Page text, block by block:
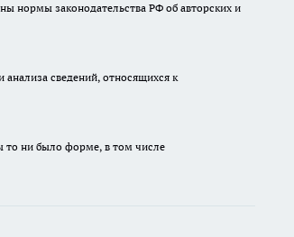
нормы законодательства РФ об авторских и
сведений, относящихся к
то ни было форме, в том числе